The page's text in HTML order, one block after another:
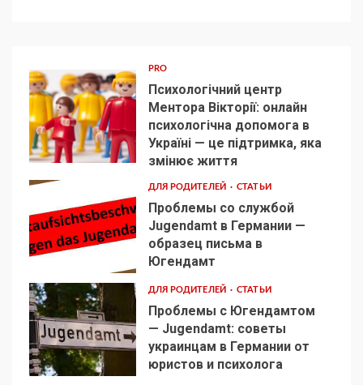
1
PRO
Психологічний центр
Ментора Вікторії: онлайн
психологічна допомога в
Україні — це підтримка, яка
змінює життя
2
ДЛЯ РОДИТЕЛЕЙ СТАТЬИ
Проблемы со службой
Jugendamt в Германии —
образец письма в
Югендамт
3
ДЛЯ РОДИТЕЛЕЙ СТАТЬИ
Проблемы с Югендамтом
— Jugendamt: советы
украинцам в Германии от
юристов и психолога